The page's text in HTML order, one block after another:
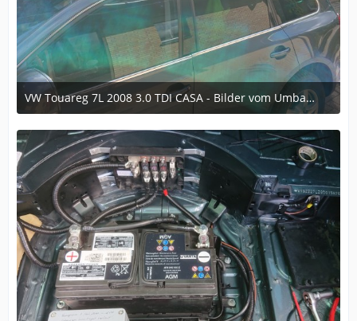
VW Touareg 7L 2008 3.0 TDI CASA - Bilder vom Umbau im laufe der Zeit
6. Dezember 2024 um 16:35